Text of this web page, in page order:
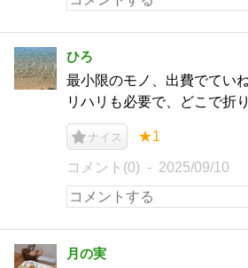
ひろ
最小限のモノ、出費でてい
リハリも必要で、どこで折
ナイス ★1
コメント(0) 2025/09/10
月の実